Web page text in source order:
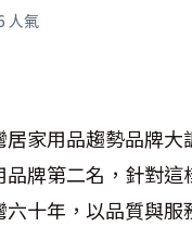
人氣
家用品趨勢品牌
牌第二名，針對
十年，以品質與服